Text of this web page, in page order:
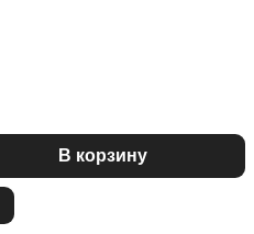
В корзину